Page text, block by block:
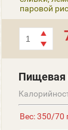
паровой рис
Пищевая
Вес: 350/70